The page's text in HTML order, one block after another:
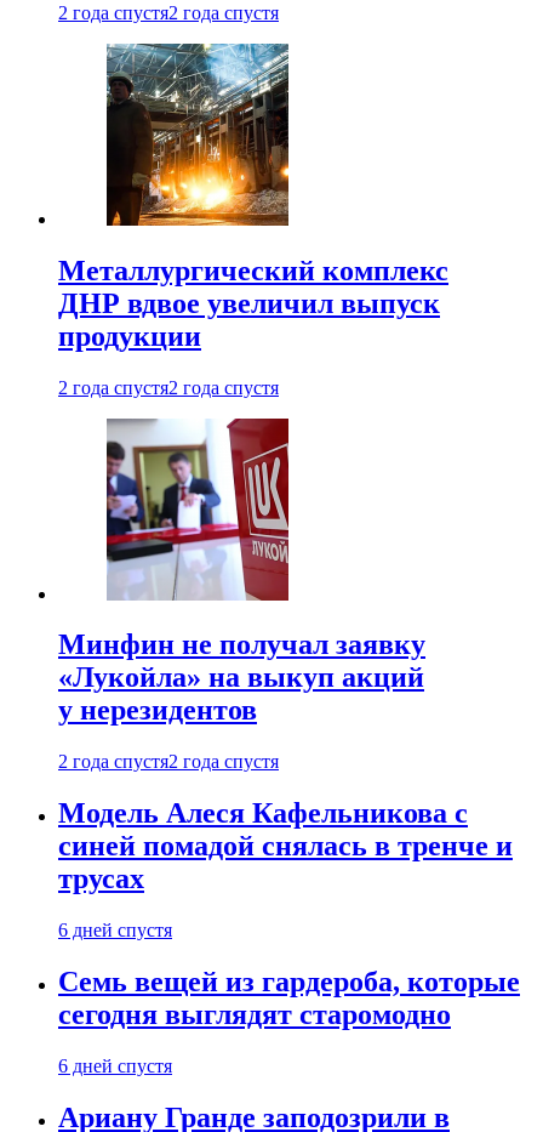
2 года спустя2 года спустя
Металлургический комплекс
ДНР вдвое увеличил выпуск
продукции
2 года спустя2 года спустя
Минфин не получал заявку
«Лукойла» на выкуп акций
у нерезидентов
2 года спустя2 года спустя
Модель Алеся Кафельникова с
синей помадой снялась в тренче и
трусах
6 дней спустя
Семь вещей из гардероба, которые
сегодня выглядят старомодно
6 дней спустя
Ариану Гранде заподозрили в